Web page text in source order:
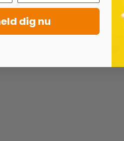
dig nu